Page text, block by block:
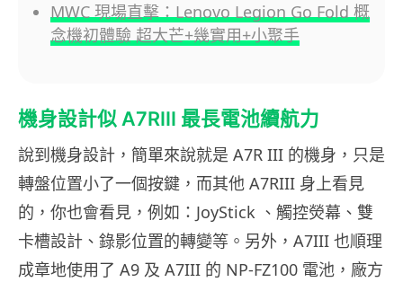
MWC 現場直擊：Lenovo Legion Go Fold 概
念機初體驗 超大芒+幾實用+小聚手
機身設計似 A7RIII 最長電池續航力
說到機身設計，簡單來說就是 A7R III 的機身，只是
轉盤位置小了一個按鍵，而其他 A7RIII 身上看見
的，你也會看見，例如：JoyStick 、觸控熒幕、雙
卡槽設計、錄影位置的轉變等。另外，A7III 也順理
成章地使用了 A9 及 A7III 的 NP-FZ100 電池，廠方